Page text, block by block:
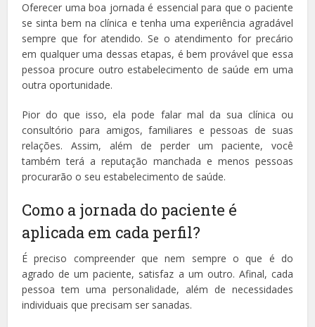
Oferecer uma boa jornada é essencial para que o paciente
se sinta bem na clínica e tenha uma experiência agradável
sempre que for atendido. Se o atendimento for precário
em qualquer uma dessas etapas, é bem provável que essa
pessoa procure outro estabelecimento de saúde em uma
outra oportunidade.
Pior do que isso, ela pode falar mal da sua clínica ou
consultório para amigos, familiares e pessoas de suas
relações. Assim, além de perder um paciente, você
também terá a reputação manchada e menos pessoas
procurarão o seu estabelecimento de saúde.
Como a jornada do paciente é
aplicada em cada perfil?
É preciso compreender que nem sempre o que é do
agrado de um paciente, satisfaz a um outro. Afinal, cada
pessoa tem uma personalidade, além de necessidades
individuais que precisam ser sanadas.